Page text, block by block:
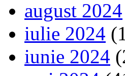
august 2024
iulie 2024
iunie 2024